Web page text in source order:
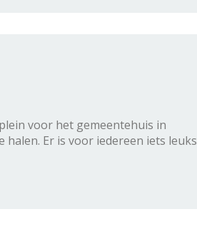
voor het gemeentehuis in
Er is voor iedereen iets leuks